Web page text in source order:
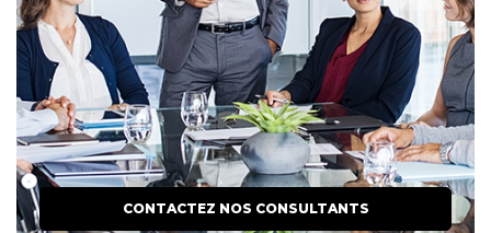
CONTACTEZ NOS CONSULTANTS